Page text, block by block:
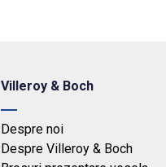
Villeroy & Boch
Despre noi
Despre Villeroy & Boch